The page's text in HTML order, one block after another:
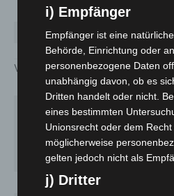
80+ Jahre
keine Angaben
Verteilung nach Kommunen:
Kommune
Aktuelle
Fallzahl
i) Empfänger
Empfänger ist eine
Behörde, Einrichtung oder
personenbezogene Daten
unabhängig davon, ob es
Dritten handelt oder nicht.
eines bestimmten
Unionsrecht oder dem
möglicherweise
gelten jedoch nicht als
j) Dritter